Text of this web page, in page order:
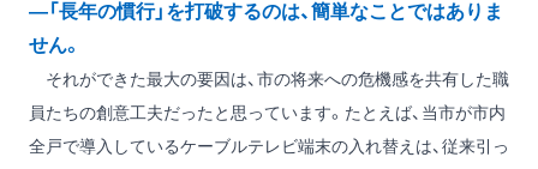
―「長年の慣行」を打破するのは、簡単なことではありま
せん。
それができた最大の要因は、市の将来への危機感を共有した職
員たちの創意工夫だったと思っています。たとえば、当市が市内
全戸で導入しているケーブルテレビ端末の入れ替えは、従来引っ